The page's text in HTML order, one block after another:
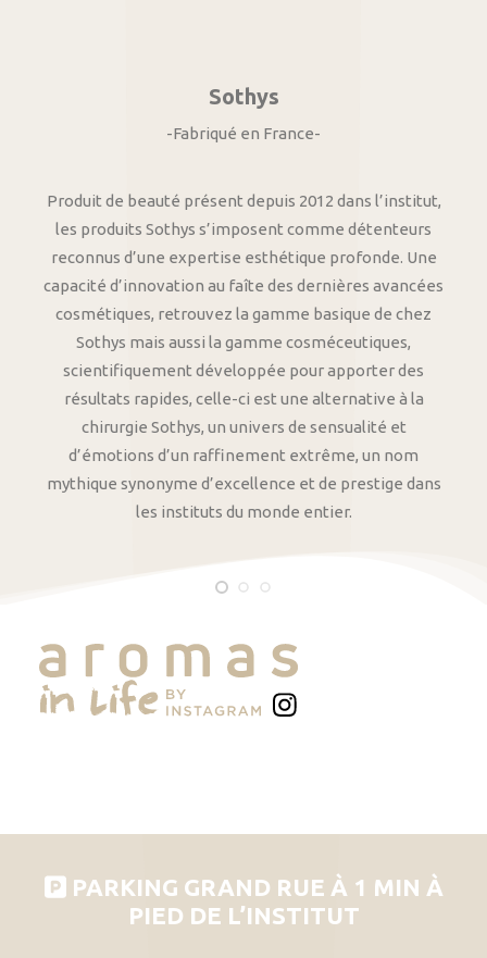
Sothys
-Fabriqué en France-
Produit de beauté présent depuis 2012 dans l’institut,
les produits Sothys s’imposent comme détenteurs
reconnus d’une expertise esthétique profonde. Une
capacité d’innovation au faîte des dernières avancées
cosmétiques, retrouvez la gamme basique de chez
Sothys mais aussi la gamme cosméceutiques,
scientifiquement développée pour apporter des
résultats rapides, celle-ci est une alternative à la
chirurgie Sothys, un univers de sensualité et
d’émotions d’un raffinement extrême, un nom
mythique synonyme d’excellence et de prestige dans
les instituts du monde entier.
PARKING GRAND RUE À 1 MIN À
PIED DE L’INSTITUT